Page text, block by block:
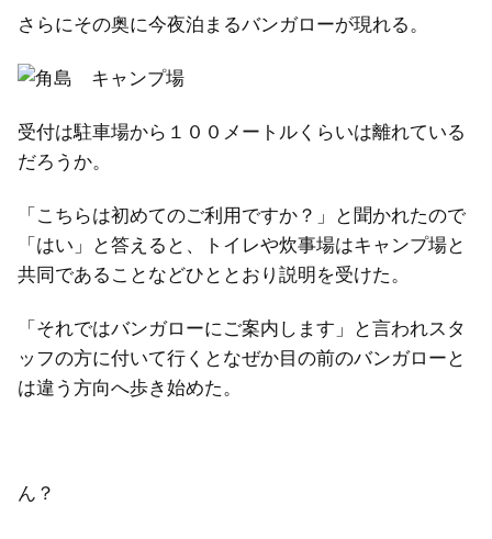
さらにその奥に今夜泊まるバンガローが現れる。
受付は駐車場から１００メートルくらいは離れている
だろうか。
「こちらは初めてのご利用ですか？」と聞かれたので
「はい」と答えると、トイレや炊事場はキャンプ場と
共同であることなどひととおり説明を受けた。
「それではバンガローにご案内します」と言われスタ
ッフの方に付いて行くとなぜか目の前のバンガローと
は違う方向へ歩き始めた。
ん？